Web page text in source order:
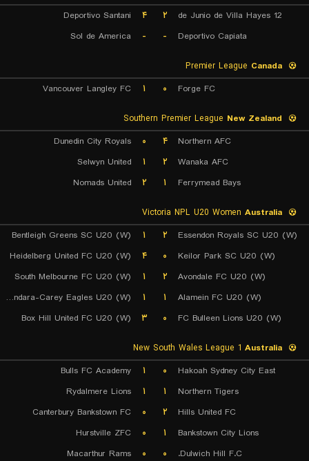
12 de Junio de Villa Hayes
۲ ۴
Deportivo Santani
Deportivo Capiata
-
-
Sol de America
Canada
Forge FC
۰ ۱ Vancouver Langley FC
New Zealand
Northern AFC
۴ ۰
Dunedin City Royals
Wanaka AFC
۲ ۱
Selwyn United
Ferrymead Bays
۱ ۲ Nomads United
Australia
Essendon Royals SC U20 (W)
۲ ۱
Bentleigh Greens SC U20 (W)
Keilor Park SC U20 (W)
۰ ۴
Heidelberg United FC U20 (W)
Avondale FC U20 (W)
۲ ۱
South Melbourne FC U20 (W)
Alamein FC U20 (W)
۱ ۱
Boroondara-Carey Eagles U20 (W)
FC Bulleen Lions U20 (W)
۰ ۳ Box Hill United FC U20 (W)
Australia
Hakoah Sydney City East
۰ ۱
Bulls FC Academy
Northern Tigers
۱ ۱
Rydalmere Lions
Hills United FC
۲ ۰
Canterbury Bankstown FC
Bankstown City Lions
۱ ۰
Hurstville ZFC
Dulwich Hill F.C.
۰ ۰ Macarthur Rams